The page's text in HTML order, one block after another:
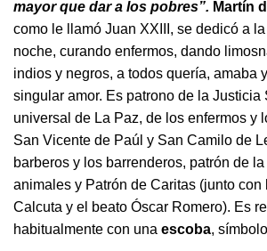
mayor que dar a los pobres”. Martín
como le llamó Juan XXIII, se dedicó a
noche, curando enfermos, dando
indios y negros, a todos quería, amaba
singular amor. Es patrono de la Justicia
universal de La Paz, de los enfermos y
San Vicente de Paúl y San Camilo de
barberos y los barrenderos, patrón de
animales y Patrón de Caritas (junto con
Calcuta y el beato Óscar Romero). Es
habitualmente con una escoba,